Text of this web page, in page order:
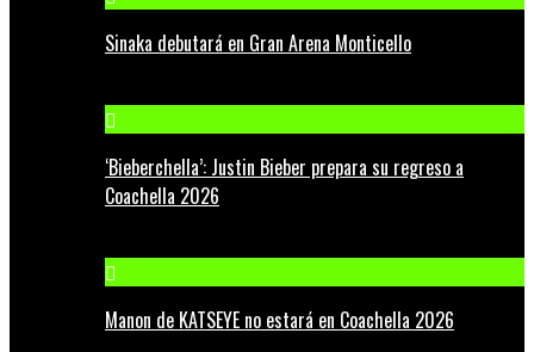
Sinaka debutará en Gran Arena Monticello
‘Bieberchella’: Justin Bieber prepara su regreso a
Coachella 2026
Manon de KATSEYE no estará en Coachella 2026